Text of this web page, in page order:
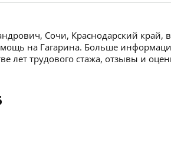
Сочи, Краснодарский
на Гагарина. Больше
лет трудового стажа, отзывы и